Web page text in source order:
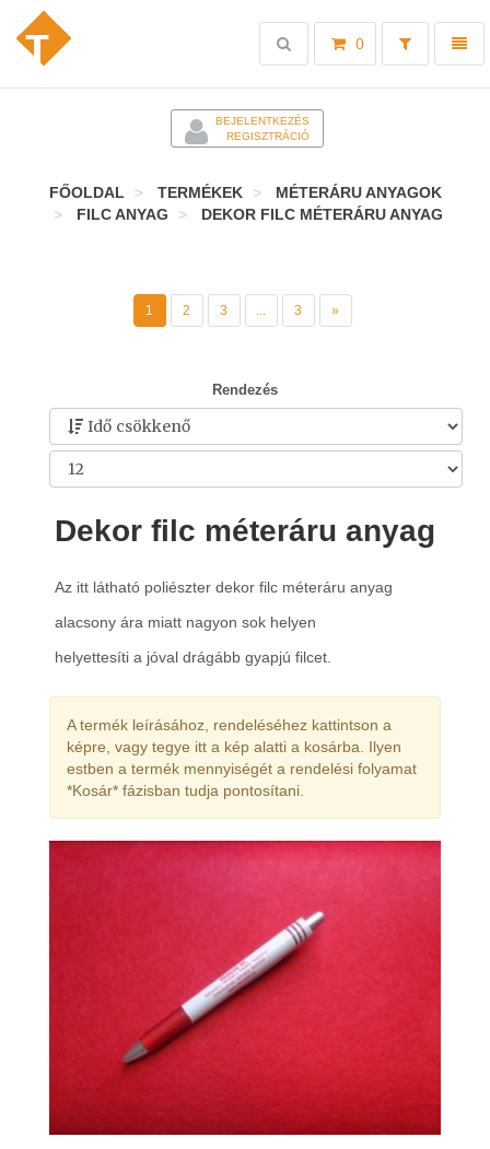
Toggle
0
Toggle
search
BEJELENTKEZÉS
REGISZTRÁCIÓ
FŐOLDAL TERMÉKEK
MÉTERÁRU ANYAGOK
FILC ANYAG
DEKOR FILC MÉTERÁRU ANYAG
1 2 3 ... 3 »
Rendezés
Dekor filc méteráru anyag
Az itt látható poliészter dekor filc méteráru anyag
alacsony ára miatt nagyon sok helyen
helyettesíti a jóval drágább gyapjú filcet.
A termék leírásához, rendeléséhez kattintson a
képre, vagy tegye itt a kép alatti a kosárba. Ilyen
estben a termék mennyiségét a rendelési folyamat
*Kosár* fázisban tudja pontosítani.